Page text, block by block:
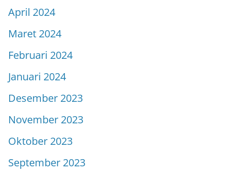
April 2024
Maret 2024
Februari 2024
Januari 2024
Desember 2023
November 2023
Oktober 2023
September 2023